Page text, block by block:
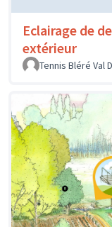
Eclairage de
extérieur
Tennis Bléré Val